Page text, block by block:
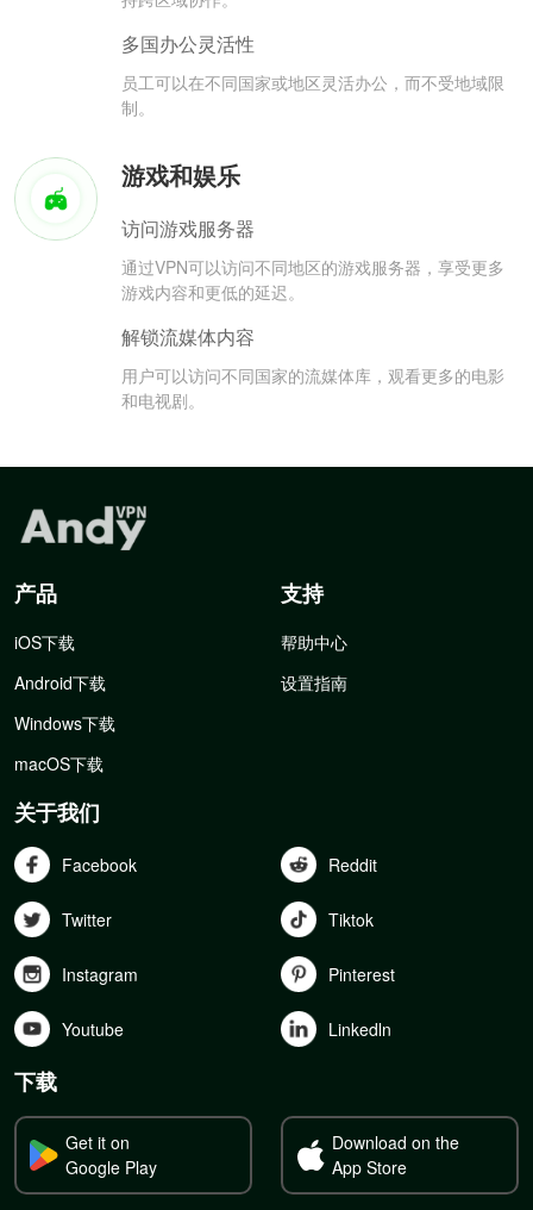
多国办公灵活性
员工可以在不同国家或地区灵活办公，而不受地域限
制。
游戏和娱乐
访问游戏服务器
通过VPN可以访问不同地区的游戏服务器，享受更多
游戏内容和更低的延迟。
解锁流媒体内容
用户可以访问不同国家的流媒体库，观看更多的电影
和电视剧。
产品
iOS下载
Android下载
Windows下载
macOS下载
支持
帮助中心
设置指南
关于我们
Facebook Reddit
Twitter Tiktok
Instagram Pinterest
Youtube Linkedln
下载
Get it on
Google Play
Download on the
App Store